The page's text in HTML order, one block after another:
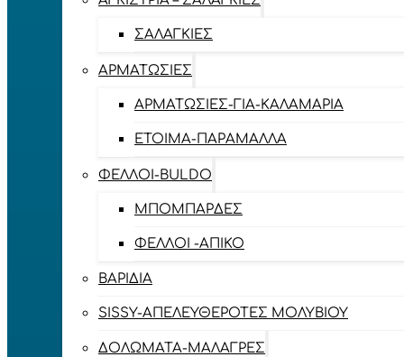
ΣΑΛΑΓΚΙΈΣ
ΑΡΜΑΤΩΣΙΈΣ
ΑΡΜΑΤΩΣΙΈΣ-ΓΙΑ-ΚΑΛΑΜΆΡΙΑ
ΈΤΟΙΜΑ-ΠΑΡΆΜΑΛΛΑ
ΦΕΛΛΟΊ-BULDO
ΜΠΟΜΠΆΡΔΕΣ
ΦΕΛΛΟΊ -ΑΠΊΚΟ
ΒΑΡΊΔΙΑ
SISSY-ΑΠΕΛΕΥΘΕΡΟΤΈΣ ΜΟΛΥΒΙΟΎ
ΔΟΛΏΜΑΤΑ-ΜΑΛΆΓΡΕΣ